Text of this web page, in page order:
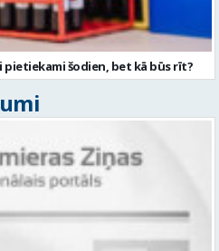
pietiekami šodien, bet kā būs rīt?